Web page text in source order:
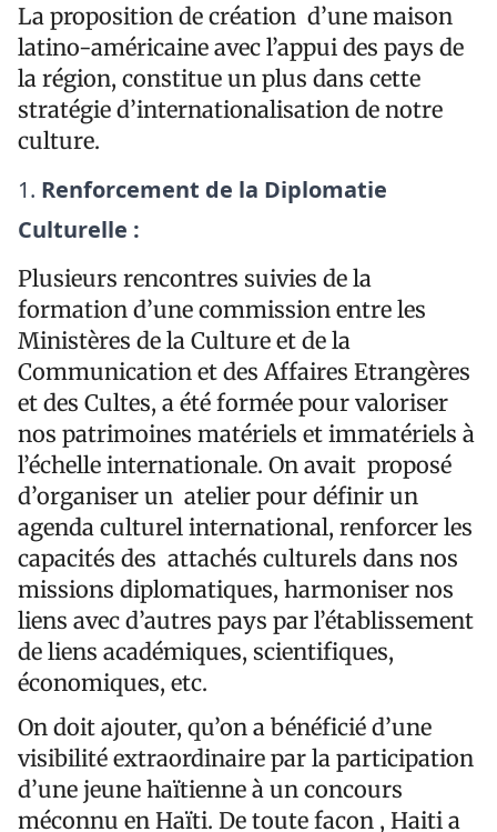
La proposition de création d’une maison
latino-américaine avec l’appui des pays de
la région, constitue un plus dans cette
stratégie d’internationalisation de notre
culture.
Renforcement de la Diplomatie
Culturelle :
Plusieurs rencontres suivies de la
formation d’une commission entre les
Ministères de la Culture et de la
Communication et des Affaires Etrangères
et des Cultes, a été formée pour valoriser
nos patrimoines matériels et immatériels à
l’échelle internationale. On avait proposé
d’organiser un atelier pour définir un
agenda culturel international, renforcer les
capacités des attachés culturels dans nos
missions diplomatiques, harmoniser nos
liens avec d’autres pays par l’établissement
de liens académiques, scientifiques,
économiques, etc.
On doit ajouter, qu’on a bénéficié d’une
visibilité extraordinaire par la participation
d’une jeune haïtienne à un concours
méconnu en Haïti. De toute facon , Haiti a